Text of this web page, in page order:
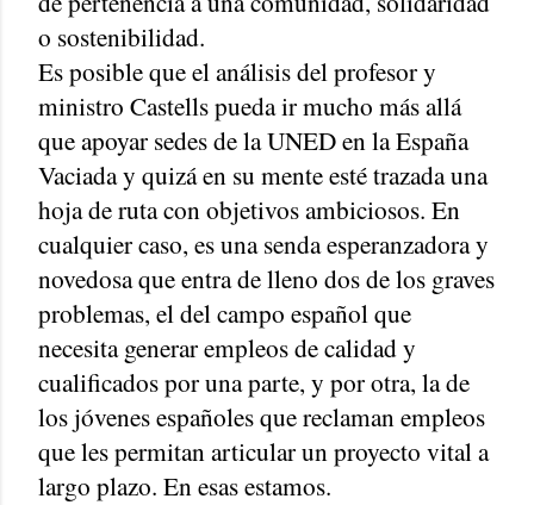
o sostenibilidad.
Es posible que el análisis del profesor y
ministro Castells pueda ir mucho más allá
que apoyar sedes de la UNED en la España
Vaciada y quizá en su mente esté trazada una
hoja de ruta con objetivos ambiciosos. En
cualquier caso, es una senda esperanzadora y
novedosa que entra de lleno dos de los graves
problemas, el del campo español que
necesita generar empleos de calidad y
cualificados por una parte, y por otra, la de
los jóvenes españoles que reclaman empleos
que les permitan articular un proyecto vital a
largo plazo. En esas estamos.